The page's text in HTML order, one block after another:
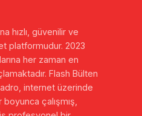
hızlı, güvenilir ve
platformudur. 2023
her zaman en
Flash Bülten
internet üzerinde
çalışmış,